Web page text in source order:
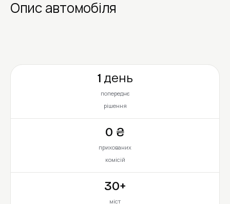
Опис автомобіля
1 день
попереднє
рішення
0 ₴
прихованих
комісій
30+
міст